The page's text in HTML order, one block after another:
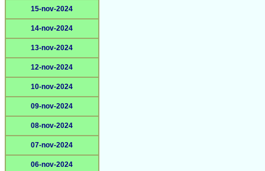
15-nov-2024
14-nov-2024
13-nov-2024
12-nov-2024
10-nov-2024
09-nov-2024
08-nov-2024
07-nov-2024
06-nov-2024